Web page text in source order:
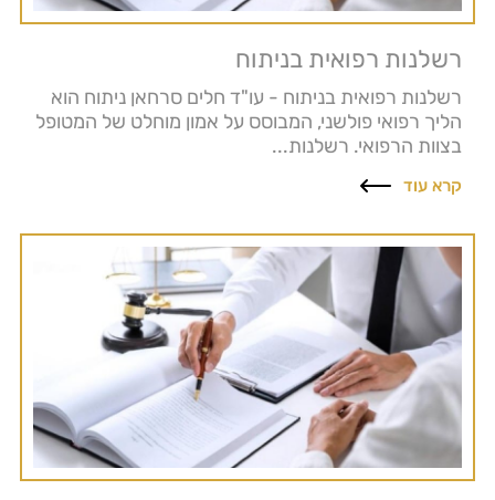
רשלנות רפואית בניתוח
רשלנות רפואית בניתוח - עו"ד חלים סרחאן ניתוח הוא
הליך רפואי פולשני, המבוסס על אמון מוחלט של המטופל
בצוות הרפואי. רשלנות...
קרא עוד